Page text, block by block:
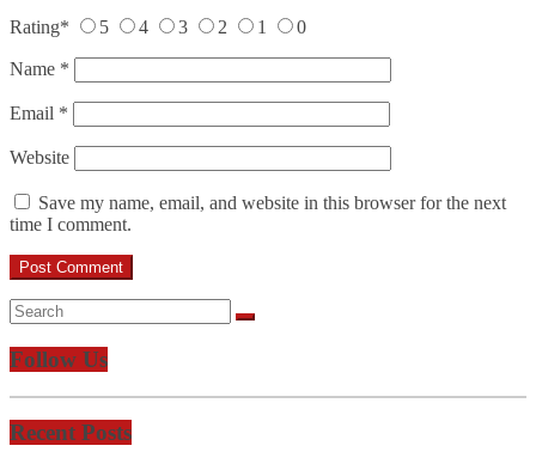
Rating* 5 4 3 2 1 0
Name *
Email *
Website
Save my name, email, and website in this browser for the next
time I comment.
Follow Us
Recent Posts